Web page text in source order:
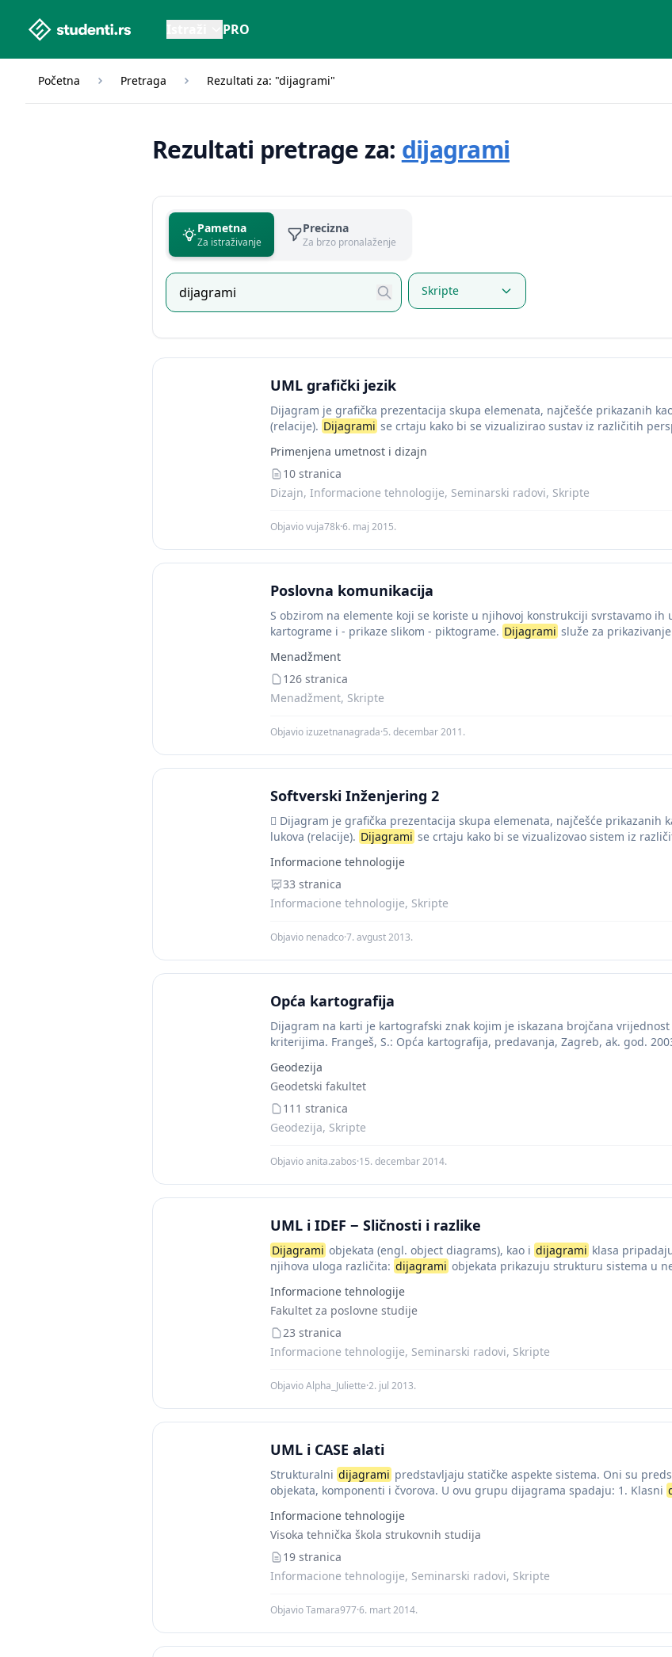
studenti.rs home page PRO
Početna Pretraga Rezultati za: "dijagrami"
Rezultati pretrage za: dijagrami
Pametna
Za istraživanje
Precizna
Za brzo pronalaženje
Skripte
UML grafički jezik
Dijagram je grafička prezentacija skupa elemenata, najčešće prikazanih
(relacije). Dijagrami se crtaju kako bi se vizualizirao sustav iz različitih
Primenjena umetnost i dizajn
10 stranica
Dizajn, Informacione tehnologije, Seminarski radovi, Skripte
Objavio vuja78k·6. maj 2015.
Poslovna komunikacija
S obzirom na elemente koji se koriste u njihovoj konstrukciji svrstavamo
kartograme i - prikaze slikom - piktograme. Dijagrami služe za
Menadžment
126 stranica
Menadžment, Skripte
Objavio izuzetnanagrada·5. decembar 2011.
Softverski Inženjering 2
 Dijagram je grafička prezentacija skupa elemenata, najčešće prikazanih
lukova (relacije). Dijagrami se crtaju kako bi se vizualizovao sistem iz
Informacione tehnologije
33 stranica
Informacione tehnologije, Skripte
Objavio nenadco·7. avgust 2013.
Opća kartografija
Dijagram na karti je kartografski znak kojim je iskazana brojčana
kriterijima. Frangeš, S.: Opća kartografija, predavanja, Zagreb, ak. god.
Geodezija
Geodetski fakultet
111 stranica
Geodezija, Skripte
Objavio anita.zabos·15. decembar 2014.
UML i IDEF − Sličnosti i razlike
Dijagrami objekata (engl. object diagrams), kao i dijagrami klasa
njihova uloga različita: dijagrami objekata prikazuju strukturu sistema u
Informacione tehnologije
Fakultet za poslovne studije
23 stranica
Informacione tehnologije, Seminarski radovi, Skripte
Objavio Alpha_Juliette·2. jul 2013.
UML i CASE alati
Strukturalni dijagrami predstavljaju statičke aspekte sistema. Oni su
objekata, komponenti i čvorova. U ovu grupu dijagrama spadaju: 1. Klasni
Informacione tehnologije
Visoka tehnička škola strukovnih studija
19 stranica
Informacione tehnologije, Seminarski radovi, Skripte
Objavio Tamara977·6. mart 2014.